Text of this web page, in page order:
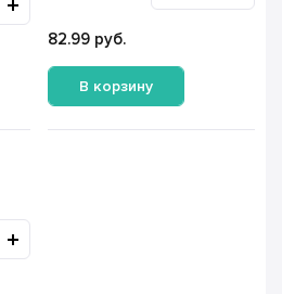
82.99 руб.
В корзину